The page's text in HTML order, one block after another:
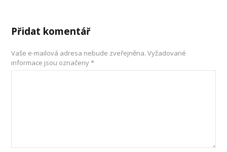
Přidat komentář
Vaše e-mailová adresa nebude zveřejněna. Vyžadované
informace jsou označeny*